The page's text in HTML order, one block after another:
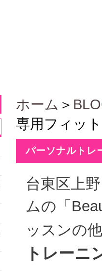
ホーム ＞
専用フィッ
パーソナルトレ
台東区上
ムの「
ッスンの
トレーニ